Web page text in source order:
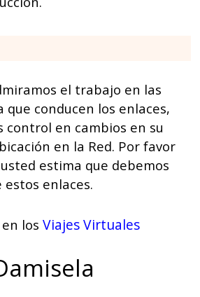
el trabajo en las
que conducen los enlaces,
control en cambios en su
en la Red. Por favor
estima que debemos
enlaces.
en los Viajes Virtuales